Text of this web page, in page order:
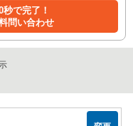
秒で完了！
問い合わせ